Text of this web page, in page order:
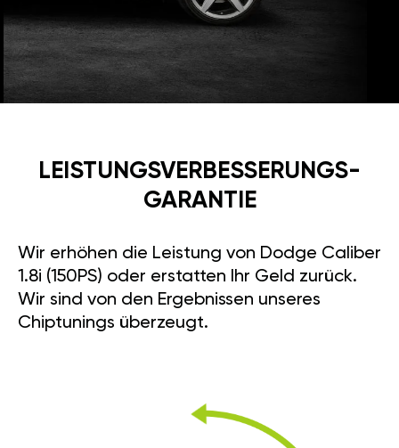
LEISTUNGSVERBESSE­RUNGS­
GARANTIE
Wir erhöhen die Leistung von Dodge Caliber
1.8i (150PS) oder erstatten Ihr Geld zurück.
Wir sind von den Ergebnissen unseres
Chiptunings überzeugt.